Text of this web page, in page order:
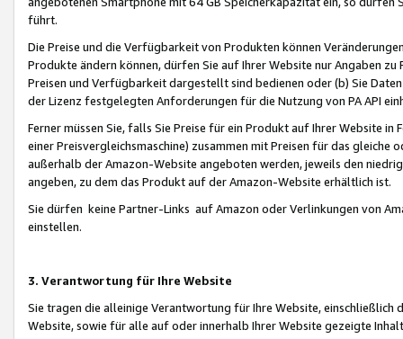
führt.
Die Preise und die Verfügbarkeit von Produkten können
Produkte ändern können, dürfen Sie auf Ihrer Website nur Angaben
Preisen und Verfügbarkeit dargestellt sind bedienen oder (b) Sie
der Lizenz festgelegten Anforderungen für die Nutzung von PA API
Ferner müssen Sie, falls Sie Preise für ein Produkt auf Ihrer Website
einer Preisvergleichsmaschine) zusammen mit Preisen für das
außerhalb der Amazon-Website angeboten werden, jeweils den
angeben, zu dem das Produkt auf der Amazon-Website erhältlich ist.
Sie dürfen keine Partner-Links auf Amazon oder Verlinkungen von
einstellen.
3. Verantwortung für Ihre Website
Sie tragen die alleinige Verantwortung für Ihre Website,
Website, sowie für alle auf oder innerhalb Ihrer Website gezeigte